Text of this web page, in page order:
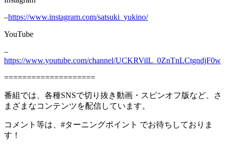
–https://www.instagram.com/satsuki_yukino/
YouTube
–
https://www.youtube.com/channel/UCKRVilL_0ZnTnLCtgndjF0w
====================
番組では、各種SNSで切り抜き動画・スピンオフ版など、さ
まざまなコンテンツを配信しています。
コメント等は、#ターニングポイント でお待ちしておりま
す！